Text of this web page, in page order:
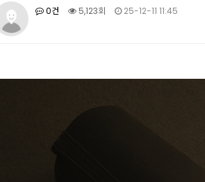
0건 5,123회 25-12-11 11:45